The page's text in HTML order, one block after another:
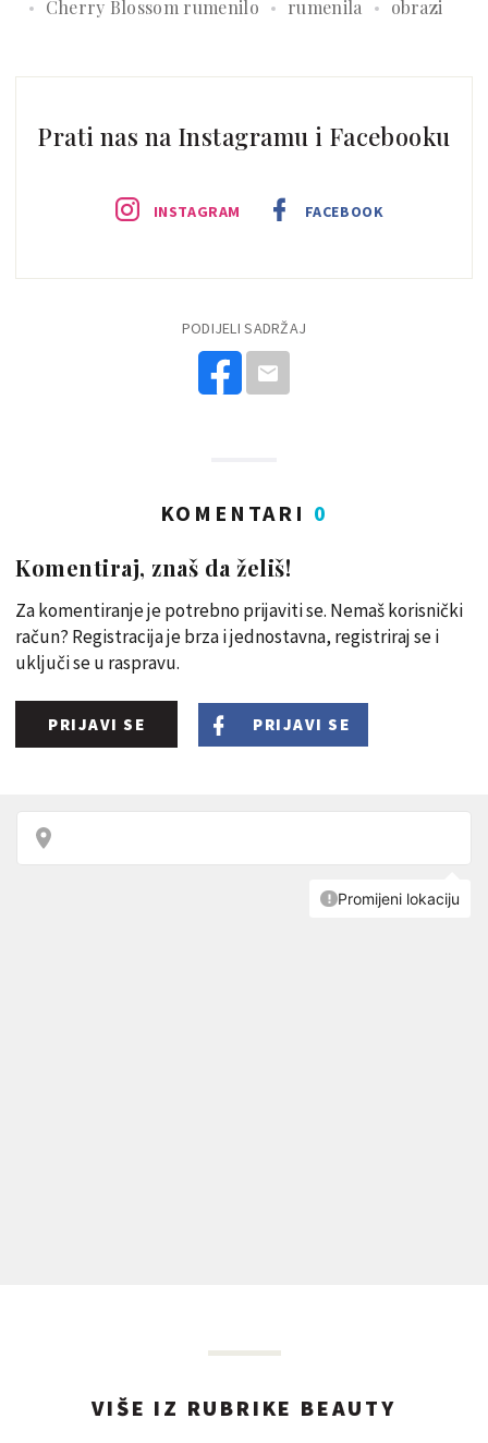
Cherry Blossom rumenilo rumenila obrazi
Prati nas na Instagramu i Facebooku
INSTAGRAM FACEBOOK
PODIJELI SADRŽAJ
KOMENTARI 0
Komentiraj, znaš da želiš!
Za komentiranje je potrebno prijaviti se. Nemaš korisnički
račun? Registracija je brza i jednostavna, registriraj se i
uključi se u raspravu.
PRIJAVI SE PRIJAVI SE
VIŠE IZ RUBRIKE BEAUTY